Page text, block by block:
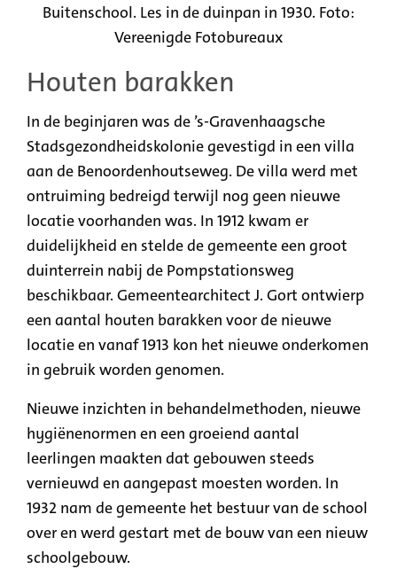
Buitenschool. Les in de duinpan in 1930. Foto:
Vereenigde Fotobureaux
Houten barakken
In de beginjaren was de ’s-Gravenhaagsche
Stadsgezondheidskolonie gevestigd in een villa
aan de Benoordenhoutseweg. De villa werd met
ontruiming bedreigd terwijl nog geen nieuwe
locatie voorhanden was. In 1912 kwam er
duidelijkheid en stelde de gemeente een groot
duinterrein nabij de Pompstationsweg
beschikbaar. Gemeentearchitect J. Gort ontwierp
een aantal houten barakken voor de nieuwe
locatie en vanaf 1913 kon het nieuwe onderkomen
in gebruik worden genomen.
Nieuwe inzichten in behandelmethoden, nieuwe
hygiënenormen en een groeiend aantal
leerlingen maakten dat gebouwen steeds
vernieuwd en aangepast moesten worden. In
1932 nam de gemeente het bestuur van de school
over en werd gestart met de bouw van een nieuw
schoolgebouw.